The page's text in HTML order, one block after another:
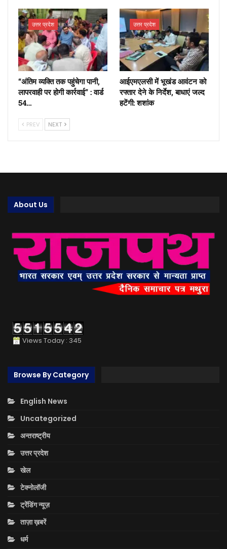
उत्तर प्रदेश
“अंतिम व्यक्ति तक पहुंचेगा पानी,
लापरवाही पर होगी कार्रवाई” : वार्ड
54…
उत्तर प्रदेश
आईएमएलसी में भूखंड आवंटन को
रफ्तार देने के निर्देश, बाधाएं जल्द
हटेंगी: शशांक
PREV NEXT
About Us
Views Today : 345
Browse By Category
English News
Uncategorized
अन्तराष्ट्रीय
उत्तर प्रदेश
खेल
टेक्नोलॉजी
ट्रेंडिंग न्यूज़
ताज़ा ख़बरें
धर्म